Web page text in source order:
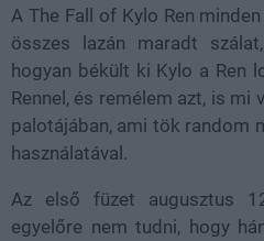
A The Fall of Kylo Ren
összes lazán maradt
hogyan békült ki Kylo a Ren
Rennel, és remélem azt, is mi
palotájában, ami tök random
használatával.
Az első füzet augusztus
egyelőre nem tudni, hogy